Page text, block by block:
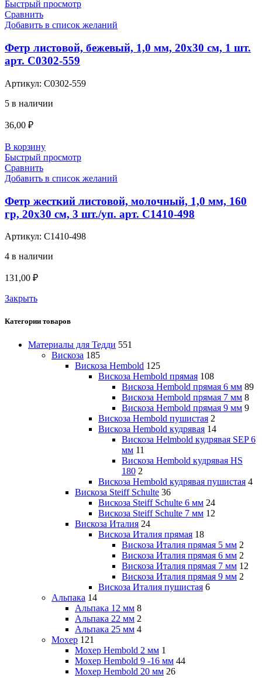
Быстрый просмотр
Сравнить
Добавить в список желаний
Фетр листовой, бежевый, 1,0 мм, 20х30 см, 1 шт.
арт. С0302-559
Артикул: С0302-559
5 в наличии
36,00 ₽
В корзину
Быстрый просмотр
Сравнить
Добавить в список желаний
Фетр жесткий листовой, молочный, 1,0 мм, 160
гр, 20х30 см, 3 шт./уп. арт. С1410-498
Артикул: С1410-498
4 в наличии
131,00 ₽
Закрыть
Категории товаров
Материалы для Тедди 551
Вискоза 185
Вискоза Hembold 125
Вискоза Hembold прямая 108
Вискоза Hembold прямая 6 мм 89
Вискоза Hembold прямая 7 мм 8
Вискоза Hembold прямая 9 мм 9
Вискоза Hembold пушистая 2
Вискоза Hembold кудрявая 14
Вискоза Helmbold кудрявая SEP 6
мм 11
Вискоза Hembold кудрявая HS
180 2
Вискоза Hembold кудрявая пушистая 4
Вискоза Steiff Schulte 36
Вискоза Steiff Schulte 6 мм 24
Вискоза Steiff Schulte 7 мм 12
Вискоза Италия 24
Вискоза Италия прямая 18
Вискоза Италия прямая 5 мм 2
Вискоза Италия прямая 6 мм 2
Вискоза Италия прямая 7 мм 12
Вискоза Италия прямая 9 мм 2
Вискоза Италия пушистая 6
Альпака 14
Альпака 12 мм 8
Альпака 22 мм 2
Альпака 25 мм 4
Мохер 121
Мохер Hembold 2 мм 1
Мохер Hembold 9 -16 мм 44
Мохер Hembold 20 мм 26